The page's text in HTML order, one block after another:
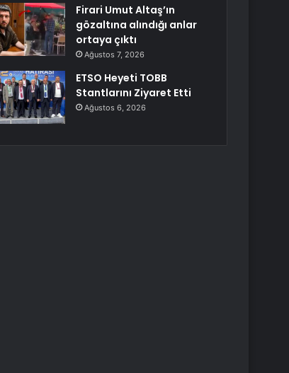
Firari Umut Altaş’ın
gözaltına alındığı anlar
ortaya çıktı
Ağustos 7, 2026
ETSO Heyeti TOBB
Stantlarını Ziyaret Etti
Ağustos 6, 2026